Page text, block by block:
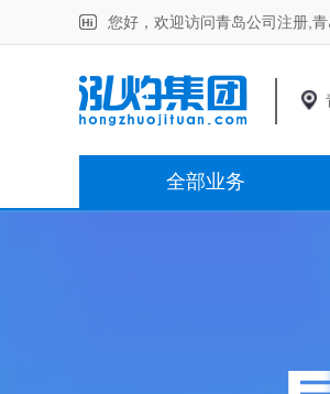
您好，欢迎访问青岛公司注册,
全部业务